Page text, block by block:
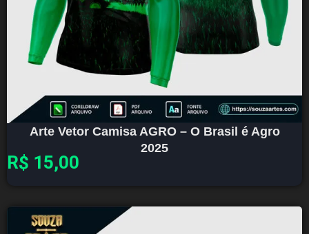
Arte Vetor Camisa AGRO – O Brasil é Agro
2025
R$ 15,00